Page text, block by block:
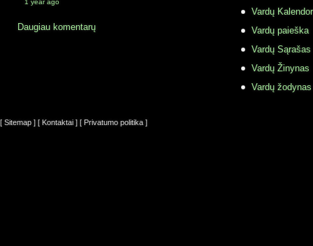
1 year ago
Daugiau komentarų
Vardų
Vardų paieška
Vardų Sąrašas
Vardų Žinynas
Vardų
[ Sitemap ] [ Kontaktai ] [ Privatumo politika ]